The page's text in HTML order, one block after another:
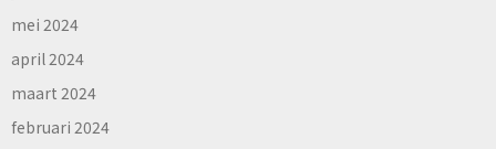
mei 2024
april 2024
maart 2024
februari 2024